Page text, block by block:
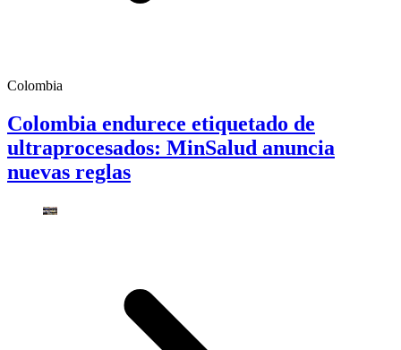
Colombia
Colombia endurece etiquetado de
ultraprocesados: MinSalud anuncia
nuevas reglas